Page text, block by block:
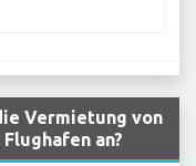
Vermietung von
an?